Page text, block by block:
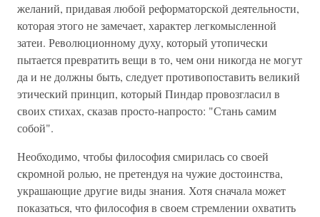
желаний, придавая любой реформаторской деятельности,
которая этого не замечает, характер легкомысленной
затеи. Революционному духу, который утопически
пытается превратить вещи в то, чем они никогда не могут
да и не должны быть, следует противопоставить великий
этический принцип, который Пиндар провозгласил в
своих стихах, сказав просто-напросто: "Стань самим
собой".
Необходимо, чтобы философия смирилась со своей
скромной ролью, не претендуя на чужие достоинства,
украшающие другие виды знания. Хотя сначала может
показаться, что философия в своем стремлении охватить